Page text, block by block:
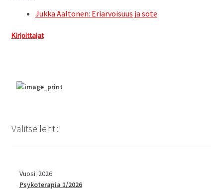
Juk­ka Aal­to­nen: Eri­ar­voisu­us ja sote
Kir­joit­ta­jat
Valitse lehti:
Vuosi: 2026
Psykoterapia 1/2026